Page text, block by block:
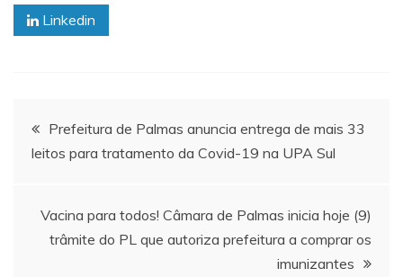
Linkedin
Navegação
de
Post
Prefeitura de Palmas anuncia entrega de mais 33
leitos para tratamento da Covid-19 na UPA Sul
Vacina para todos! Câmara de Palmas inicia hoje (9)
trâmite do PL que autoriza prefeitura a comprar os
imunizantes